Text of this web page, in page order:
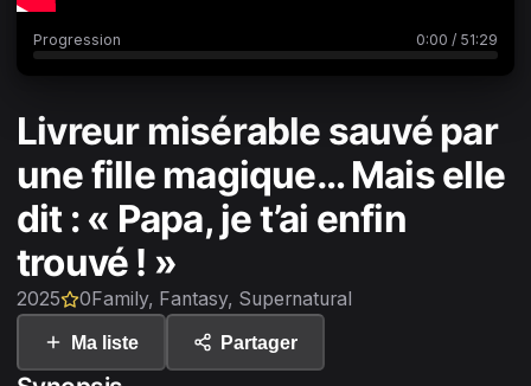
Progression 0:00 / 51:29
Livreur misérable sauvé par
une fille magique… Mais elle
dit : « Papa, je t’ai enfin
trouvé ! »
2025 0 Family, Fantasy, Supernatural
Ma liste Partager